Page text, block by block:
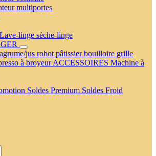
multiportes
Lave-linge sèche-linge
jus robot pâtissierbouilloire grille
à broyeurACCESSOIRES Machine à
Soldes Premium Soldes Froid